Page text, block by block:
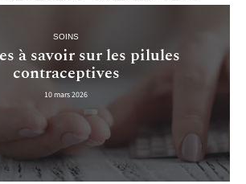
SOINS
à savoir sur les pilules
contraceptives
10 mars 2026